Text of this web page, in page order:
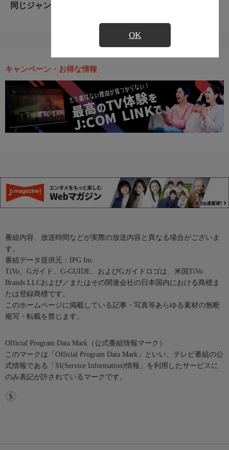
OK
同じジャンルのおすすめ番組
キャンペーン・お得な情報
番組内容、放送時間などが実際の放送内容と異なる場合がございま
す。
番組データ提供元：IPG Inc.
TiVo、Gガイド、G-GUIDE、およびGガイドロゴは、米国TiVo
Brands LLCおよび／またはその関連会社の日本国内における商標ま
たは登録商標です。
このホームページに掲載している記事・写真等あらゆる素材の無断
複写・転載を禁じます。
Official Program Data Mark（公式番組情報マーク）
このマークは「Official Program Data Mark」といい、テレビ番組の公
式情報である「SI(Service Information)情報」を利用したサービスに
のみ表記が許されているマークです。